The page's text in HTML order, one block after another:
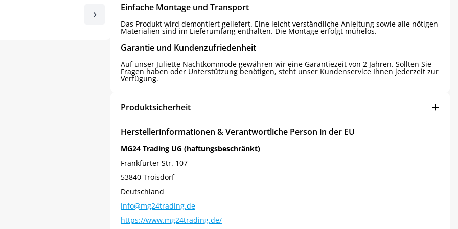
› Einfache Montage und Transport
Das Produkt wird demontiert geliefert. Eine leicht verständliche Anleitung sowie alle nötigen
Materialien sind im Lieferumfang enthalten. Die Montage erfolgt mühelos.
Garantie und Kundenzufriedenheit
Auf unser Juliette Nachtkommode gewähren wir eine Garantiezeit von 2 Jahren. Sollten Sie
Fragen haben oder Unterstützung benötigen, steht unser Kundenservice Ihnen jederzeit zur
Verfügung.
Produktsicherheit
Herstellerinformationen & Verantwortliche Person in der EU
MG24 Trading UG (haftungsbeschränkt)
Frankfurter Str. 107
53840 Troisdorf
Deutschland
info@mg24trading.de
https://www.mg24trading.de/